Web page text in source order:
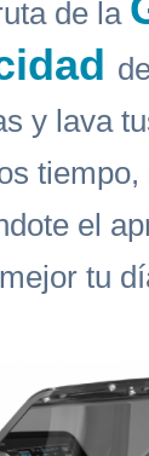
de la
y lava
tiempo,
el
mejor tu